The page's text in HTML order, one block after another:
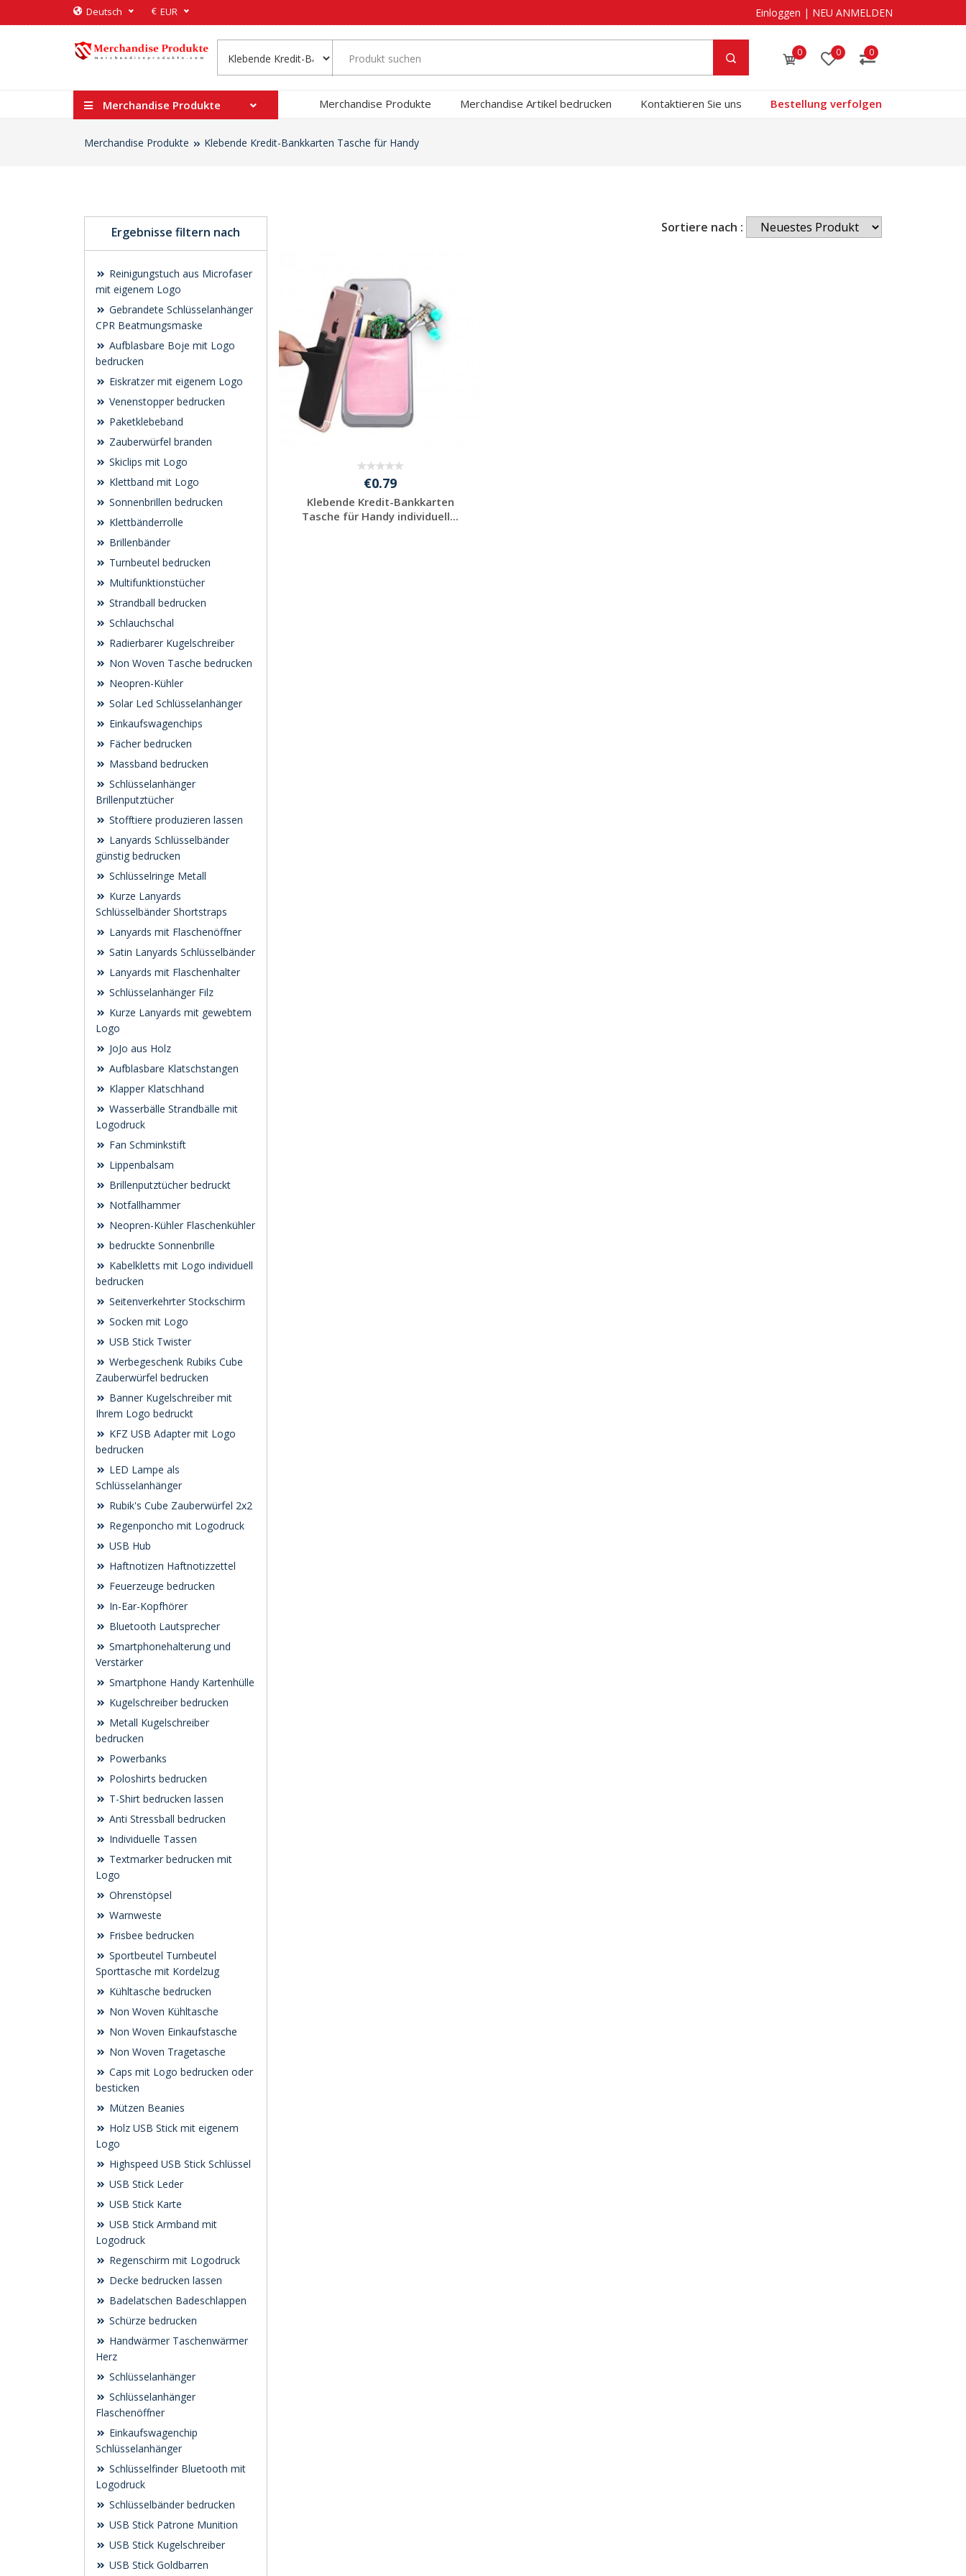
Deutsch € EUR Einloggen | NEU ANMELDEN
0 0 0
Merchandise Produkte Merchandise Produkte Merchandise Artikel bedrucken Kontaktieren Sie uns Bestellung verfolgen
Merchandise Produkte Klebende Kredit-Bankkarten Tasche für Handy
Ergebnisse filtern nach
Reinigungstuch aus Microfaser
mit eigenem Logo
Gebrandete Schlüsselanhänger
CPR Beatmungsmaske
Aufblasbare Boje mit Logo
bedrucken
Eiskratzer mit eigenem Logo
Venenstopper bedrucken
Paketklebeband
Zauberwürfel branden
Skiclips mit Logo
Klettband mit Logo
Sonnenbrillen bedrucken
Klettbänderrolle
Brillenbänder
Turnbeutel bedrucken
Multifunktionstücher
Strandball bedrucken
Schlauchschal
Radierbarer Kugelschreiber
Non Woven Tasche bedrucken
Neopren-Kühler
Solar Led Schlüsselanhänger
Einkaufswagenchips
Fächer bedrucken
Massband bedrucken
Schlüsselanhänger
Brillenputztücher
Stofftiere produzieren lassen
Lanyards Schlüsselbänder
günstig bedrucken
Schlüsselringe Metall
Kurze Lanyards
Schlüsselbänder Shortstraps
Lanyards mit Flaschenöffner
Satin Lanyards Schlüsselbänder
Lanyards mit Flaschenhalter
Schlüsselanhänger Filz
Kurze Lanyards mit gewebtem
Logo
JoJo aus Holz
Aufblasbare Klatschstangen
Klapper Klatschhand
Wasserbälle Strandbälle mit
Logodruck
Fan Schminkstift
Lippenbalsam
Brillenputztücher bedruckt
Notfallhammer
Neopren-Kühler Flaschenkühler
bedruckte Sonnenbrille
Kabelkletts mit Logo individuell
bedrucken
Seitenverkehrter Stockschirm
Socken mit Logo
USB Stick Twister
Werbegeschenk Rubiks Cube
Zauberwürfel bedrucken
Banner Kugelschreiber mit
Ihrem Logo bedruckt
KFZ USB Adapter mit Logo
bedrucken
LED Lampe als
Schlüsselanhänger
Rubik's Cube Zauberwürfel 2x2
Regenponcho mit Logodruck
USB Hub
Haftnotizen Haftnotizzettel
Feuerzeuge bedrucken
In-Ear-Kopfhörer
Bluetooth Lautsprecher
Smartphonehalterung und
Verstärker
Smartphone Handy Kartenhülle
Kugelschreiber bedrucken
Metall Kugelschreiber
bedrucken
Powerbanks
Poloshirts bedrucken
T-Shirt bedrucken lassen
Anti Stressball bedrucken
Individuelle Tassen
Textmarker bedrucken mit
Logo
Ohrenstöpsel
Warnweste
Frisbee bedrucken
Sportbeutel Turnbeutel
Sporttasche mit Kordelzug
Kühltasche bedrucken
Non Woven Kühltasche
Non Woven Einkaufstasche
Non Woven Tragetasche
Caps mit Logo bedrucken oder
besticken
Mützen Beanies
Holz USB Stick mit eigenem
Logo
Highspeed USB Stick Schlüssel
USB Stick Leder
USB Stick Karte
USB Stick Armband mit
Logodruck
Regenschirm mit Logodruck
Decke bedrucken lassen
Badelatschen Badeschlappen
Schürze bedrucken
Handwärmer Taschenwärmer
Herz
Schlüsselanhänger
Schlüsselanhänger
Flaschenöffner
Einkaufswagenchip
Schlüsselanhänger
Schlüsselfinder Bluetooth mit
Logodruck
Schlüsselbänder bedrucken
USB Stick Patrone Munition
USB Stick Kugelschreiber
USB Stick Goldbarren
Sortiere nach :
€0.79
Klebende Kredit-Bankkarten
Tasche für Handy individuell...